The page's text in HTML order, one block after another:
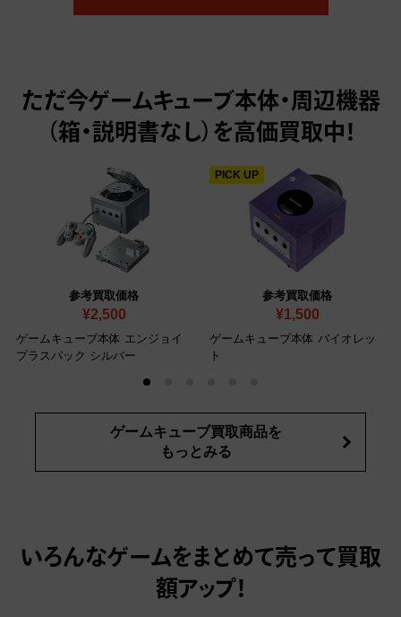
ただ今ゲームキューブ本体・周辺機器
（箱・説明書なし）を高価買取中！
参考買取価格
¥2,500
ゲームキューブ本体 エンジョイ
プラスパック シルバー
参考買取価格
¥1,500
PICK UP
ゲームキューブ本体 バイオレッ
ト
ゲームキューブ買取商品を
もっとみる
いろんなゲームをまとめて売って 買取
額アップ！